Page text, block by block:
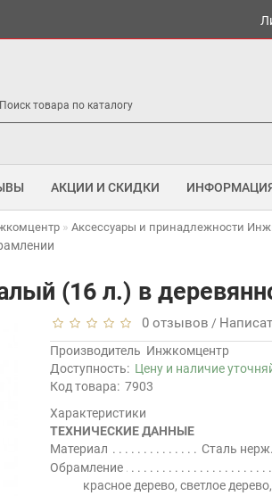
АКЦИИ И СКИДКИ
Аксессуары и принадлежности
(16 л.) в
0 отзывов /
Производитель Инжкомцентр
Доступность: Цену и наличие
Код товара: 7903
Характеристики
ТЕХНИЧЕСКИЕ ДАННЫЕ
Материал
Сталь
Обрамление
красное дерево, светлое